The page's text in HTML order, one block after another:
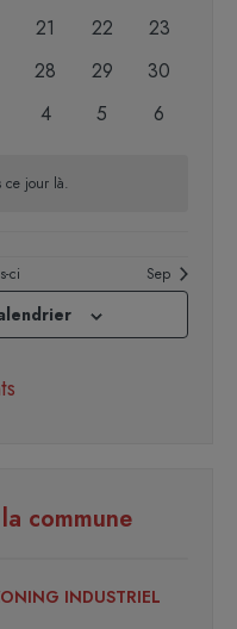
0
21
0
22
0
23
0
28
0
29
0
30
0
4
0
5
0
6
ce jour là.
ci Sep
commune
INDUSTRIEL